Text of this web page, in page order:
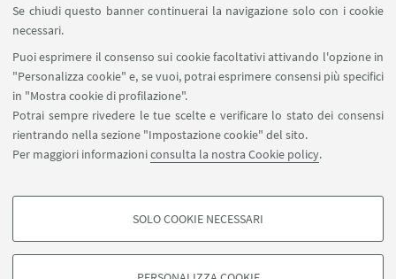
Se chiudi questo banner continuerai la navigazione solo con i cookie
necessari.
Puoi esprimere il consenso sui cookie facoltativi attivando l'opzione in
"Personalizza cookie" e, se vuoi, potrai esprimere consensi più specifici
in "Mostra cookie di profilazione".
Potrai sempre rivedere le tue scelte e verificare lo stato dei consensi
rientrando nella sezione "Impostazione cookie" del sito.
Per maggiori informazioniconsulta la nostra Cookie policy.
COOKIE DI PROFILAZIONE - FACOLTATIVI
SOLO COOKIE NECESSARI
SEGUI UNIBO SU:
APP:
©Copyright 2026 - ALMA MATER STUDIORUM - Università di